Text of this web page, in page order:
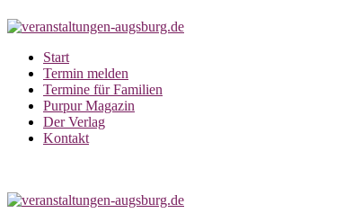
Inhalt
Start
Termin melden
Termine für Familien
Purpur Magazin
Der Verlag
Kontakt